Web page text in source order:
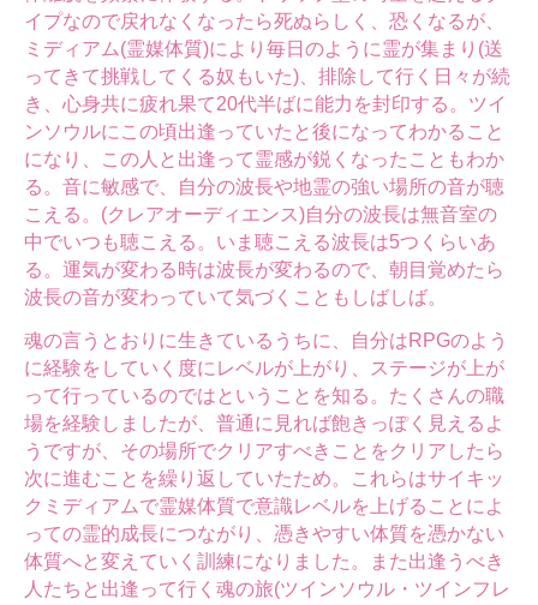
イプなので戻れなくなったら死ぬらしく、恐くなるが、
ミディアム(霊媒体質)により毎日のように霊が集まり(送
ってきて挑戦してくる奴もいた)、排除して行く日々が続
き、心身共に疲れ果て20代半ばに能力を封印する。ツイ
ンソウルにこの頃出逢っていたと後になってわかること
になり、この人と出逢って霊感が鋭くなったこともわか
る。音に敏感で、自分の波長や地霊の強い場所の音が聴
こえる。(クレアオーディエンス)自分の波長は無音室の
中でいつも聴こえる。いま聴こえる波長は5つくらいあ
る。運気が変わる時は波長が変わるので、朝目覚めたら
波長の音が変わっていて気づくこともしばしば。
魂の言うとおりに生きているうちに、自分はRPGのよう
に経験をしていく度にレベルが上がり、ステージが上が
って行っているのではということを知る。たくさんの職
場を経験しましたが、普通に見れば飽きっぽく見えるよ
うですが、その場所でクリアすべきことをクリアしたら
次に進むことを繰り返していたため。これらはサイキッ
クミディアムで霊媒体質で意識レベルを上げることによ
っての霊的成長につながり、憑きやすい体質を憑かない
体質へと変えていく訓練になりました。また出逢うべき
人たちと出逢って行く魂の旅(ツインソウル・ツインフレ